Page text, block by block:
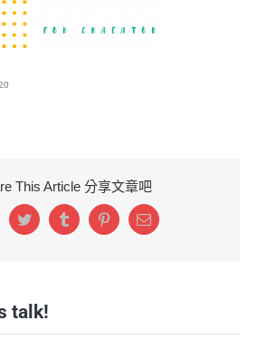
This Article 分享文章吧
TwitterTumblrPinterestEmail:
talk!